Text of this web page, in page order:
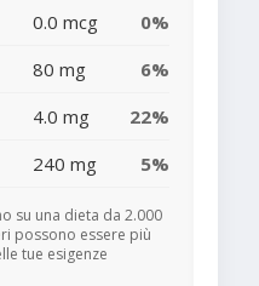
0.0 mcg
0%
80 mg
6%
4.0 mg
22%
240 mg 5%
su una dieta da 2.000
possono essere più
tue esigenze